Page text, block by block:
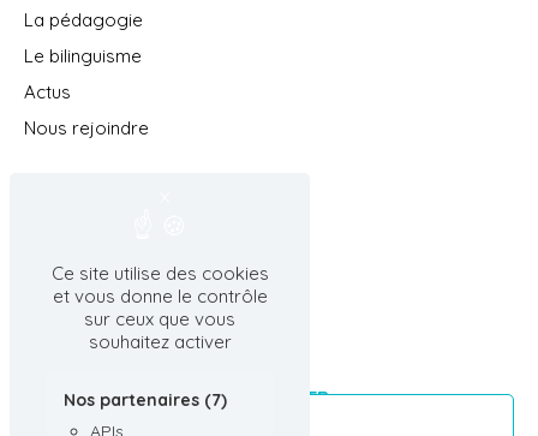
Ce site utilise des cookies
et vous donne le contrôle
sur ceux que vous
souhaitez activer
Nos partenaires (7)
APIs
La pédagogie
Le bilinguisme
Actus
Nous rejoindre
SUIVEZ-NOUS SUR
ABONNEZ VOUS À LA NEWSLETTER